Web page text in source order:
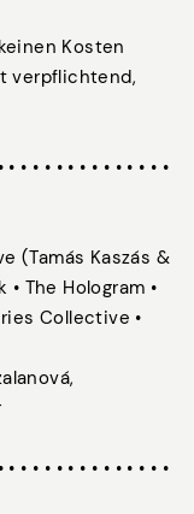
Kosten
verpflichtend,
• • • • • • • • • • • • • •
(Tamás Kaszás &
The Hologram •
Collective •
• • • • • • • • • • • • • •